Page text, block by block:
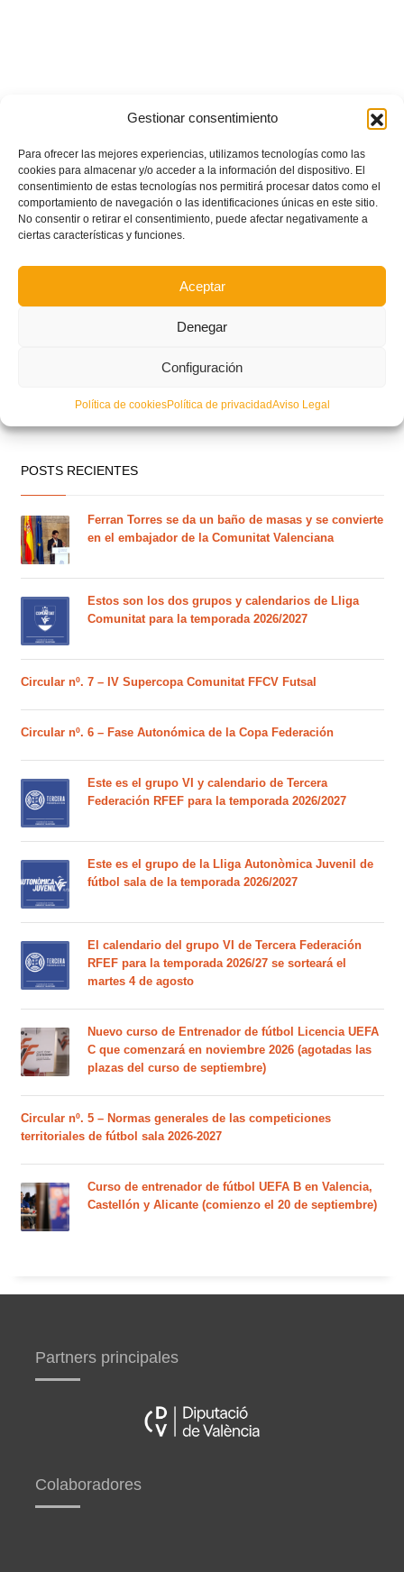
Gestionar consentimiento
Para ofrecer las mejores experiencias, utilizamos tecnologías como las
cookies para almacenar y/o acceder a la información del dispositivo. El
consentimiento de estas tecnologías nos permitirá procesar datos como el
comportamiento de navegación o las identificaciones únicas en este sitio.
No consentir o retirar el consentimiento, puede afectar negativamente a
ciertas características y funciones.
Aceptar
Denegar
Configuración
Política de cookiesPolítica de privacidadAviso Legal
POSTS RECIENTES
Ferran Torres se da un baño de masas y se convierte
en el embajador de la Comunitat Valenciana
Estos son los dos grupos y calendarios de Lliga
Comunitat para la temporada 2026/2027
Circular nº. 7 – IV Supercopa Comunitat FFCV Futsal
Circular nº. 6 – Fase Autonómica de la Copa Federación
Este es el grupo VI y calendario de Tercera
Federación RFEF para la temporada 2026/2027
Este es el grupo de la Lliga Autonòmica Juvenil de
fútbol sala de la temporada 2026/2027
El calendario del grupo VI de Tercera Federación
RFEF para la temporada 2026/27 se sorteará el
martes 4 de agosto
Nuevo curso de Entrenador de fútbol Licencia UEFA
C que comenzará en noviembre 2026 (agotadas las
plazas del curso de septiembre)
Circular nº. 5 – Normas generales de las competiciones
territoriales de fútbol sala 2026-2027
Curso de entrenador de fútbol UEFA B en Valencia,
Castellón y Alicante (comienzo el 20 de septiembre)
Partners principales
Colaboradores